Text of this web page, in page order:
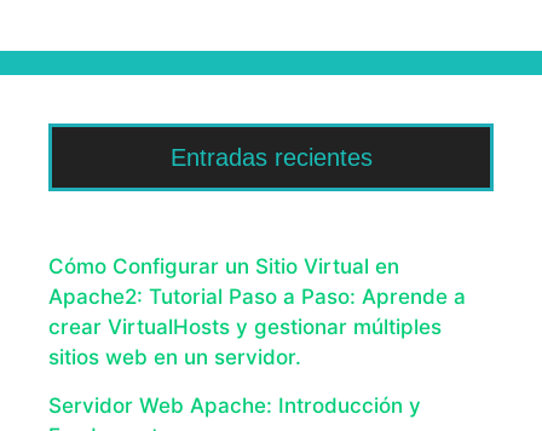
Entradas recientes
Cómo Configurar un Sitio Virtual en
Apache2: Tutorial Paso a Paso: Aprende a
crear VirtualHosts y gestionar múltiples
sitios web en un servidor.
Servidor Web Apache: Introducción y